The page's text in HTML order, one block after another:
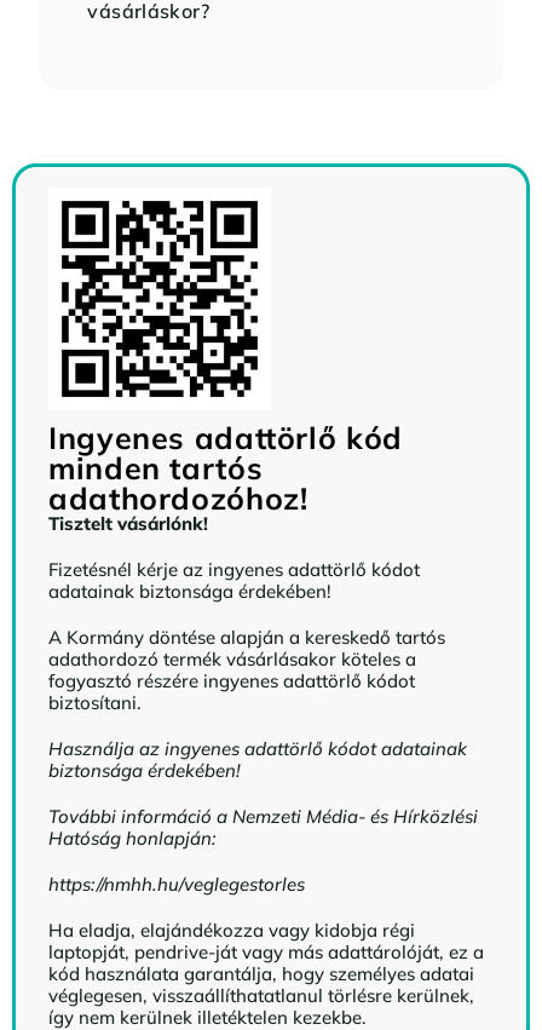
vásárláskor?
Ingyenes adattörlő kód
minden tartós
adathordozóhoz!
Tisztelt vásárlónk!
Fizetésnél kérje az ingyenes adattörlő kódot
adatainak biztonsága érdekében!
A Kormány döntése alapján a kereskedő tartós
adathordozó termék vásárlásakor köteles a
fogyasztó részére ingyenes adattörlő kódot
biztosítani.
Használja az ingyenes adattörlő kódot adatainak
biztonsága érdekében!
További információ a Nemzeti Média- és Hírközlési
Hatóság honlapján:
https://nmhh.hu/veglegestorles
Ha eladja, elajándékozza vagy kidobja régi
laptopját, pendrive-ját vagy más adattárolóját, ez a
kód használata garantálja, hogy személyes adatai
véglegesen, visszaállíthatatlanul törlésre kerülnek,
így nem kerülnek illetéktelen kezekbe.